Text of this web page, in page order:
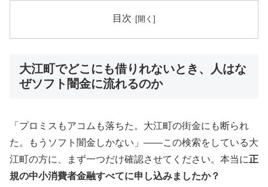
目次
大江町でどこにも借りれないとき、人はな
ぜソフト闇金に流れるのか
「プロミスもアコムも落ちた。大江町の街金にも断られ
た。もうソフト闇金しかない」——この検索をしている大
江町の方に、まず一つだけ確認させてください。本当に正
規の中小消費者金融すべてに申し込みましたか？